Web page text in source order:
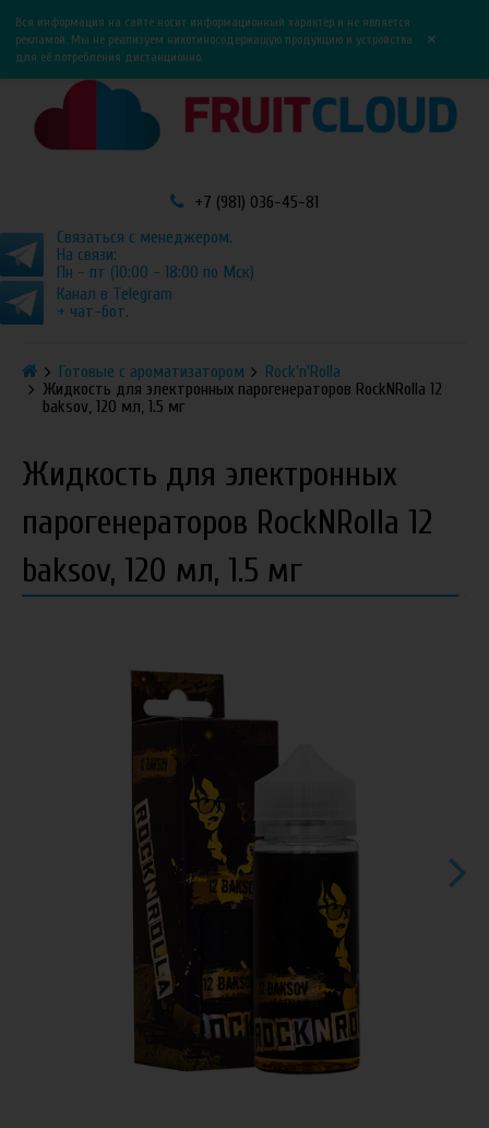
0
Вся информация на сайте носит информационный характер и не является
рекламой. Мы не реализуем никотиносодержащую продукцию и устройства
для её потребления дистанционно.
×
+7 (981) 036-45-81
Связаться с менеджером.
На связи:
Пн - пт (10:00 - 18:00 по Мск)
Канал в Telegram
+ чат-бот.
Готовые с ароматизатором
Rock'n'Rolla
Жидкость для электронных парогенераторов RockNRolla 12
baksov, 120 мл, 1.5 мг
Жидкость для электронных
парогенераторов RockNRolla 12
baksov, 120 мл, 1.5 мг